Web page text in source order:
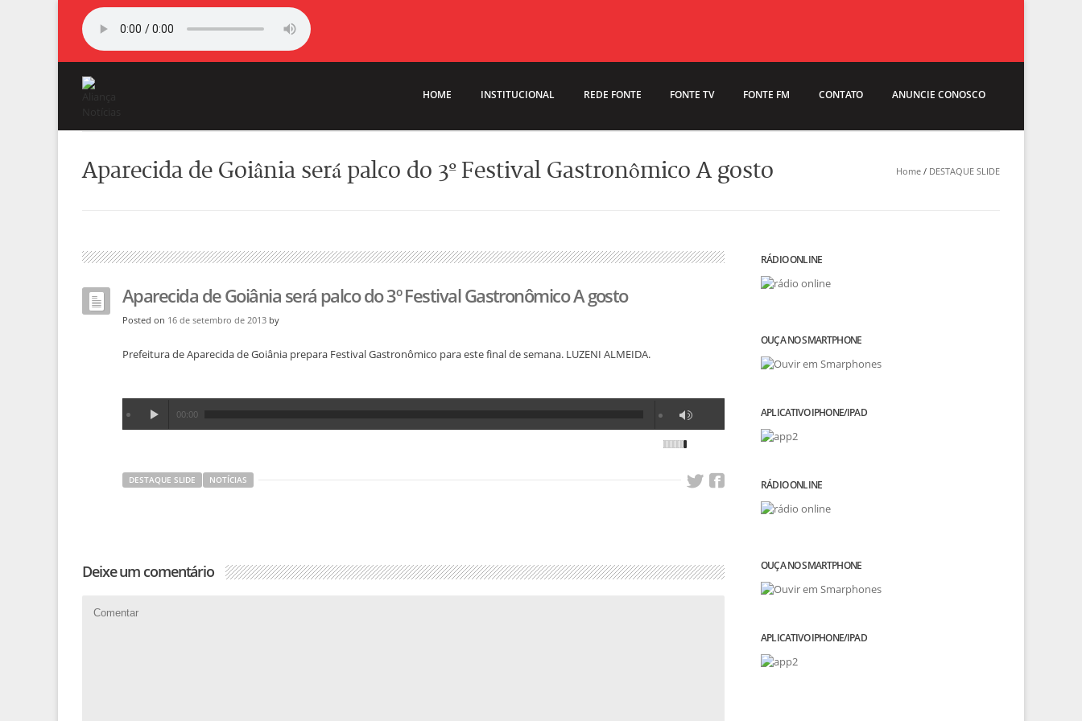
HOME INSTITUCIONAL REDE FONTE FONTE TV FONTE FM CONTATO ANUNCIE CONOSCO
Aparecida de Goiânia será palco do 3º Festival Gastronômico A gosto Home / DESTAQUE SLIDE
Aparecida de Goiânia será palco do 3º Festival Gastronômico A gosto
Posted on 16 de setembro de 2013 by
Prefeitura de Aparecida de Goiânia prepara Festival Gastronômico para este final de semana. LUZENI ALMEIDA.
00:00
DESTAQUE SLIDE NOTÍCIAS
Deixe um comentário
RÁDIO ONLINE
OUÇA NO SMARTPHONE
APLICATIVO IPHONE/IPAD
RÁDIO ONLINE
OUÇA NO SMARTPHONE
APLICATIVO IPHONE/IPAD